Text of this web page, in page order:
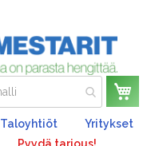
Taloyhtiöt
Yritykset